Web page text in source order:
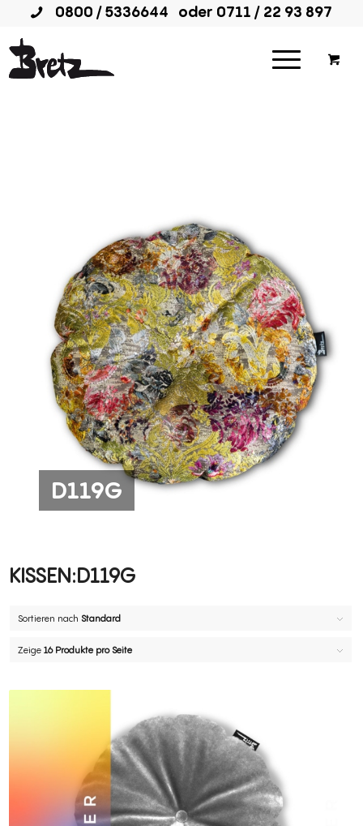
0800 / 5336644 oder 0711 / 22 93 897
D119G
D119G
Sortieren nachStandard
Zeige16 Produkte pro Seite